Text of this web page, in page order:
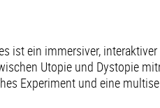
ist ein immersiver,
Utopie und Dystopie
Experiment und eine